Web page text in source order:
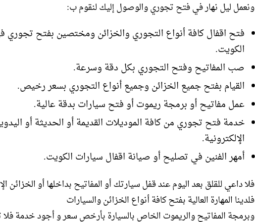
ونعمل ليل نهار في فتح تجوري والوصول إليك لنقوم ب:
فتح اقفال كافة أنواع التجوري والخزائن ومختصين بفتح تجوري
الكويت.
صب المفاتيح وفتح التجوري بكل دقة وسرعة.
القيام بفتح جميع الخزائن وجميع أنواع التجوري بسعر رخيص.
عمل مفاتيح أو برمجة ريموت أو فتح سيارات بدقة عالية.
خدمة فتح تجوري من كافة الموديلات القديمة أو الحديثة أو
الإلكترونية.
أمهر الفنين في تصليح أو صيانة اقفال سيارات الكويت.
فلا داعي للقلق بعد اليوم عند قفل سيارتك أو المفاتيح بداخلها أو الخزائن
فلدينا المهارة العالية بفتح كافة أنواع الخزائن والسيارات
وبرمجة المفاتيح والريموت الخاص بالسيارة بأرخص سعر و أجود خدمة فلا